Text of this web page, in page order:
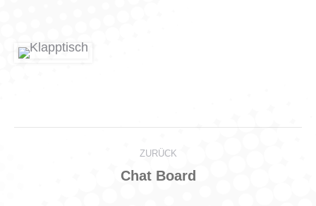
navigation
ZURÜCK
Previous
Chat Board